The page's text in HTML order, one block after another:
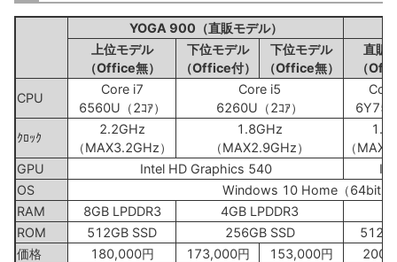
YOGA 900（直販モデル）
上位モデル
（Office無）
下位モデル
（Office付）
下位モデル
（Office無）
直販
（
CPU
Core i7
6560U（2ｺｱ）
Core i5
6260U（2ｺｱ）
6Y75
ｸﾛｯｸ
2.2GHz
（MAX3.2GHz）
1.8GHz
（MAX2.9GHz）
（
GPU
Intel HD Graphics 540
OS
Windows 10 Home（64bit）
RAM
8GB LPDDR3
4GB LPDDR3
ROM
512GB SSD 256GB SSD
価格
180,000円 173,000円 153,000円